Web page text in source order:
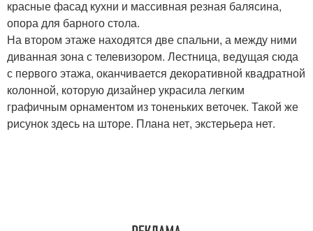
красные фасад кухни и массивная резная балясина,
опора для барного стола.
На втором этаже находятся две спальни, а между ними
диванная зона с телевизором. Лестница, ведущая сюда
с первого этажа, оканчивается декоративной квадратной
колонной, которую дизайнер украсила легким
графичным орнаментом из тоненьких веточек. Такой же
рисунок здесь на шторе. Плана нет, экстерьера нет.